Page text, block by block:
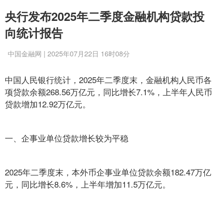
央行发布2025年二季度金融机构贷款投
向统计报告
中国金融网 | 2025年07月22日 16时08分
中国人民银行统计，2025年二季度末，金融机构人民币各
项贷款余额268.56万亿元，同比增长7.1%，上半年人民币
贷款增加12.92万亿元。
一、企事业单位贷款增长较为平稳
2025年二季度末，本外币企事业单位贷款余额182.47万亿
元，同比增长8.6%，上半年增加11.5万亿元。